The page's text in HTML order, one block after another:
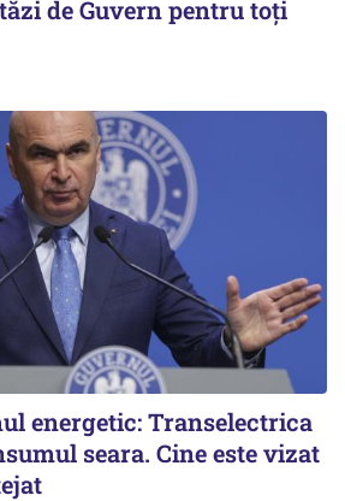
de Guvern pentru toți
energetic: Transelectrica
seara. Cine este vizat